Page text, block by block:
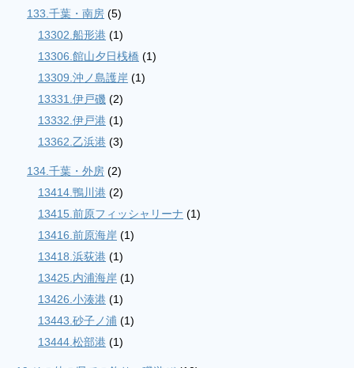
133.千葉・南房 (5)
13302.船形港 (1)
13306.館山夕日桟橋 (1)
13309.沖ノ島護岸 (1)
13331.伊戸磯 (2)
13332.伊戸港 (1)
13362.乙浜港 (3)
134.千葉・外房 (2)
13414.鴨川港 (2)
13415.前原フィッシャリーナ (1)
13416.前原海岸 (1)
13418.浜荻港 (1)
13425.内浦海岸 (1)
13426.小湊港 (1)
13443.砂子ノ浦 (1)
13444.松部港 (1)